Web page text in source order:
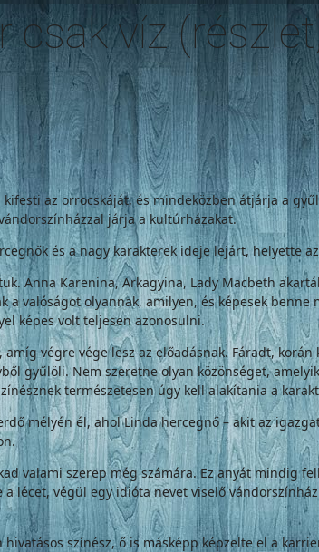
csak víz
az orrocskáját, és mindeközben átjárja a
járja a kultúrházakat.
és a nagy karakterek ideje lejárt, helyette
Anna Karenina, Arkagyina, Lady Macbeth
a valóságot olyannak, amilyen, és képesek
képes volt teljesen azonosulni.
végre vége lesz az előadásnak. Fáradt,
gyűlöli. Nem szeretne olyan közönséget,
természetesen úgy kell alakítania a
mélyén él, ahol Linda hercegnő – akit az
valami szerep még számára. Ez anyát mindig
lécet, végül egy idióta nevet viselő
színész, ő is másképp képzelte el a